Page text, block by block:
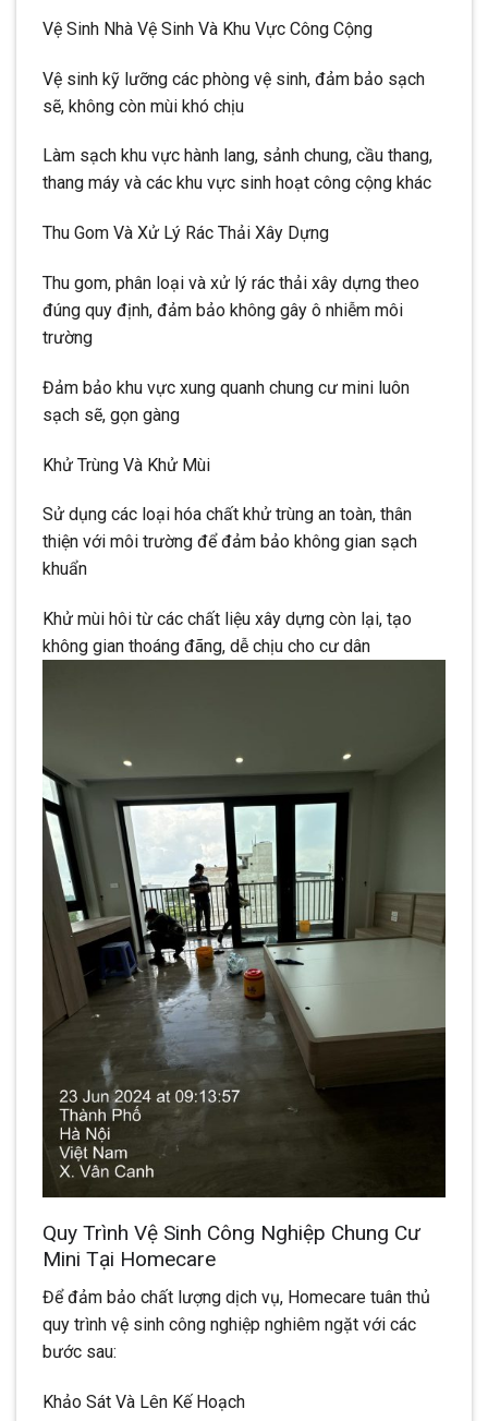
Vệ Sinh Nhà Vệ Sinh Và Khu Vực Công Cộng
Vệ sinh kỹ lưỡng các phòng vệ sinh, đảm bảo sạch
sẽ, không còn mùi khó chịu
Làm sạch khu vực hành lang, sảnh chung, cầu thang,
thang máy và các khu vực sinh hoạt công cộng khác
Thu Gom Và Xử Lý Rác Thải Xây Dựng
Thu gom, phân loại và xử lý rác thải xây dựng theo
đúng quy định, đảm bảo không gây ô nhiễm môi
trường
Đảm bảo khu vực xung quanh chung cư mini luôn
sạch sẽ, gọn gàng
Khử Trùng Và Khử Mùi
Sử dụng các loại hóa chất khử trùng an toàn, thân
thiện với môi trường để đảm bảo không gian sạch
khuẩn
Khử mùi hôi từ các chất liệu xây dựng còn lại, tạo
không gian thoáng đãng, dễ chịu cho cư dân
Quy Trình Vệ Sinh Công Nghiệp Chung Cư
Mini Tại Homecare
Để đảm bảo chất lượng dịch vụ, Homecare tuân thủ
quy trình vệ sinh công nghiệp nghiêm ngặt với các
bước sau:
Khảo Sát Và Lên Kế Hoạch